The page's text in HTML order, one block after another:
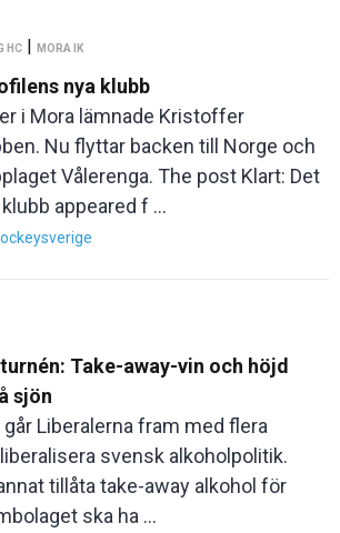
HC | MORA IK
nya klubb
i Mora lämnade Kristoffer
Nu flyttar backen till Norge och
Vålerenga. The post Klart: Det
appeared f ...
Take-away-vin och höjd
sjön
Liberalerna fram med flera
svensk alkoholpolitik.
tillåta take-away alkohol för
ska ha ...